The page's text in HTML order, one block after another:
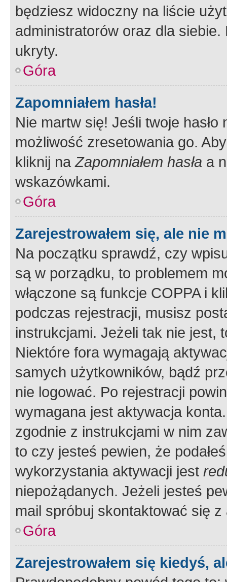
będziesz widoczny na liście
administratorów oraz dla
ukryty.
Góra
Zapomniałem hasła!
Nie martw się! Jeśli twoje
możliwość zresetowania go.
kliknij naZapomniałem hasła a
wskazówkami.
Góra
Zarejestrowałem się, ale nie
Na początku sprawdź, czy
są w porządku, to problemem
włączone są funkcje COPPA i
podczas rejestracji, musisz
instrukcjami. Jeżeli tak nie jest,
Niektóre fora wymagają
samych użytkowników, bądź
nie logować. Po rejestracji
wymagana jest aktywacja
zgodnie z instrukcjami w nim
to czy jesteś pewien, że
wykorzystania aktywacji jest
niepożądanych. Jeżeli jesteś
mail spróbuj skontaktować się
Góra
Zarejestrowałem się kiedyś,